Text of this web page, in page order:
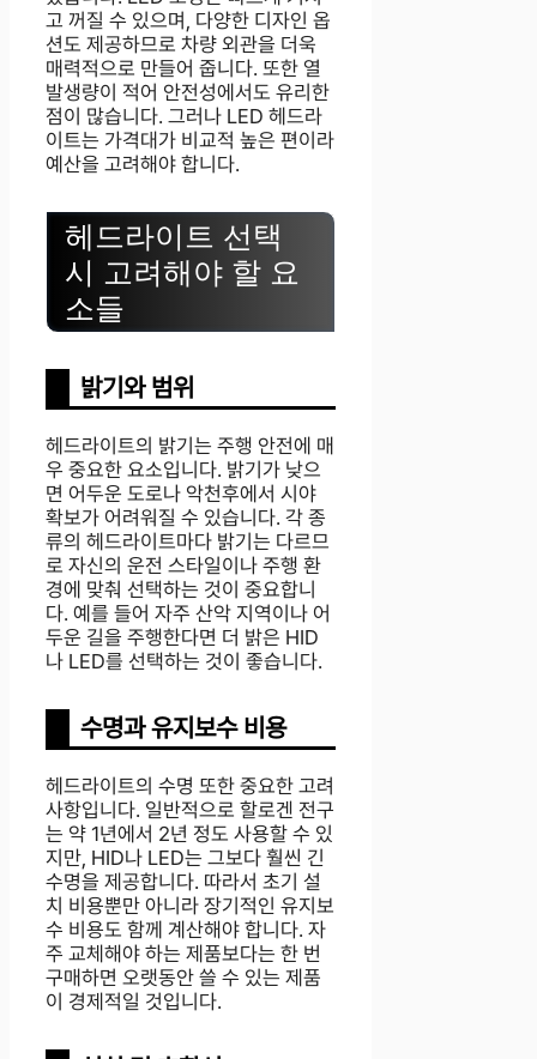
고 꺼질 수 있으며, 다양한 디자인 옵
션도 제공하므로 차량 외관을 더욱
매력적으로 만들어 줍니다. 또한 열
발생량이 적어 안전성에서도 유리한
점이 많습니다. 그러나 LED 헤드라
이트는 가격대가 비교적 높은 편이라
예산을 고려해야 합니다.
헤드라이트 선택
시 고려해야 할 요
소들
밝기와 범위
헤드라이트의 밝기는 주행 안전에 매
우 중요한 요소입니다. 밝기가 낮으
면 어두운 도로나 악천후에서 시야
확보가 어려워질 수 있습니다. 각 종
류의 헤드라이트마다 밝기는 다르므
로 자신의 운전 스타일이나 주행 환
경에 맞춰 선택하는 것이 중요합니
다. 예를 들어 자주 산악 지역이나 어
두운 길을 주행한다면 더 밝은 HID
나 LED를 선택하는 것이 좋습니다.
수명과 유지보수 비용
헤드라이트의 수명 또한 중요한 고려
사항입니다. 일반적으로 할로겐 전구
는 약 1년에서 2년 정도 사용할 수 있
지만, HID나 LED는 그보다 훨씬 긴
수명을 제공합니다. 따라서 초기 설
치 비용뿐만 아니라 장기적인 유지보
수 비용도 함께 계산해야 합니다. 자
주 교체해야 하는 제품보다는 한 번
구매하면 오랫동안 쓸 수 있는 제품
이 경제적일 것입니다.